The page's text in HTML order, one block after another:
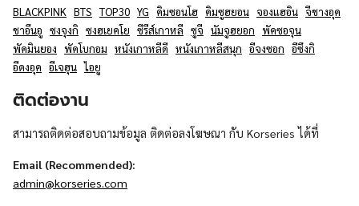
BLACKPINK BTS TOP30 YG คิมซอนโฮ คิมซูฮยอน จองแฮอิน จีชางอุค
ชาอึนอู ซงจุงกิ ซงฮเยคโย ซีรีส์เกาหลี ซูจี นัมจูฮยอก พัคซอจุน
พัคมินยอง พัคโบกอม หนังเกาหลีดี หนังเกาหลีสนุก อีจงซอก อีซึงกิ
อีดงอุค อีเจฮุน ไอยู
ติดต่องาน
สามารถติดต่อสอบถามข้อมูล ติดต่อลงโฆษณา กับ Korseries ได้ที่
Email (Recommended):
admin@korseries.com